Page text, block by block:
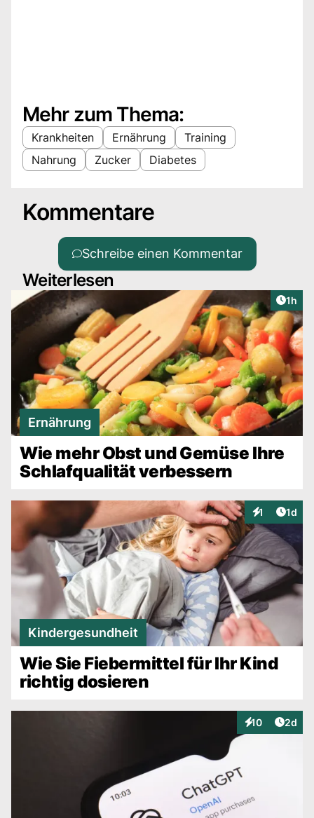
Mehr zum Thema:
Krankheiten Ernährung
Training
Nahrung
Zucker Diabetes
Kommentare
Schreibe einen Kommentar
Weiterlesen
1h
Ernährung
Wie mehr Obst und Gemüse Ihre
Schlafqualität verbessern
1
Interaktionen
1d
Kindergesundheit
Wie Sie Fiebermittel für Ihr Kind
richtig dosieren
10
Interaktionen
2d